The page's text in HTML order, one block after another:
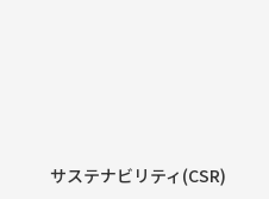
サステナビリティ(CSR)